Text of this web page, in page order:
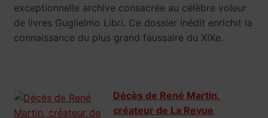
exceptionnelle archive consacrée au célèbre voleur
de livres Guglielmo Libri. Ce dossier inédit enrichit la
connaissance du plus grand faussaire du XIXe.
Décès de René Martin,
créateur de La Revue